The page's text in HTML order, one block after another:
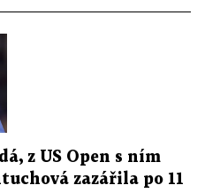
z US Open s ním
zazářila po 11